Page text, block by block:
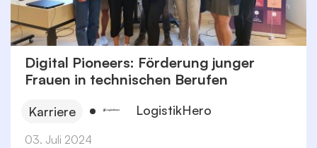
Digital Pioneers: Förderung junger
Frauen in technischen Berufen
Karriere LogistikHero
03. Juli 2024